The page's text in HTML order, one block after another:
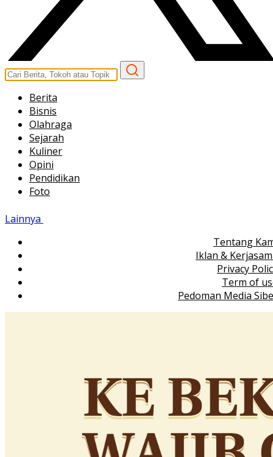
Berita
Bisnis
Olahraga
Sejarah
Kuliner
Opini
Pendidikan
Foto
Lainnya
Tentang
Iklan &
Privacy
Term of
Pedoman Media